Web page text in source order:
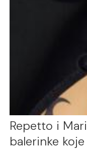
Repetto i
balerinke